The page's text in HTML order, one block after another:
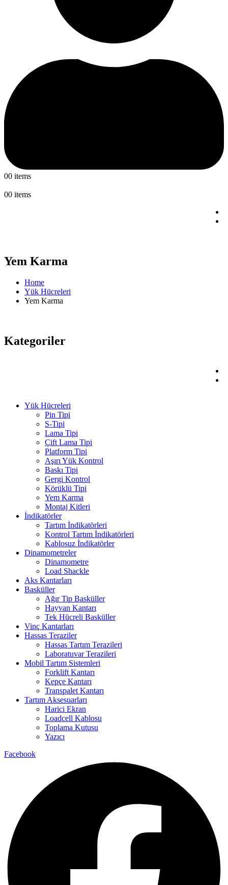
00 items
00 items
Yem Karma
Home
Yük Hücreleri
Yem Karma
Kategoriler
Yük Hücreleri
Pin Tipi
S-Tipi
Lama Tipi
Çift Lama Tipi
Platform Tipi
Aşırı Yük Kontrol
Baskı Tipi
Gergi Kontrol
Körüklü Tipi
Yem Karma
Montaj Kitleri
İndikatörler
Tartım İndikatörleri
Kontrol Tartım İndikatörleri
Kablosuz İndikatörler
Dinamometreler
Dinamometre
Load Shackle
Aks Kantarları
Basküller
Ağır Tip Basküller
Hayvan Kantarı
Tek Hücreli Basküller
Vinç Kantarları
Hassas Teraziler
Hassas Tartım Terazileri
Laboratuvar Terazileri
Mobil Tartım Sistemleri
Forklift Kantarı
Kepçe Kantarı
Transpalet Kantarı
Tartım Aksesuarları
Harici Ekran
Loadcell Kablosu
Toplama Kutusu
Yazıcı
Facebook